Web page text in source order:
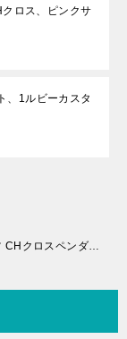
ロス、ピンクサ
、1ルビーカスタ
クロムハーツ CHクロスペンダント スモールwithベイル ルビー＆ダイヤパヴェカスタム